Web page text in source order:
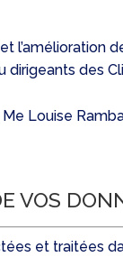
l’amélioration
dirigeants des
Louise
VOS
et traitées